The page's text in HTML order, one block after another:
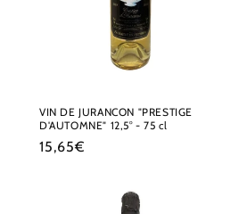
VIN DE JURANCON "PRESTIGE
D'AUTOMNE" 12,5° - 75 cl
Prix
15,65€